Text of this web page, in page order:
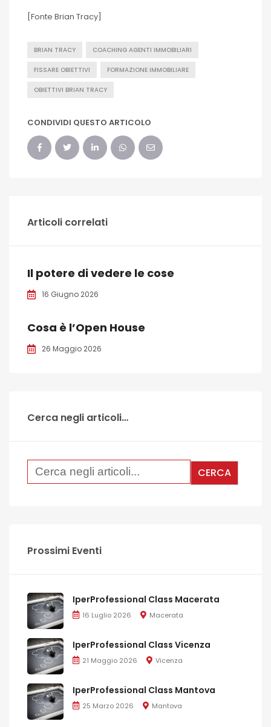
[Fonte Brian Tracy]
BRIAN TRACY COACHING AGENTI IMMOBILIARI
FISSARE OBIETTIVI FORMAZIONE IMMOBILIARE
OBIETTIVI BRIAN TRACY
CONDIVIDI QUESTO ARTICOLO
Articoli correlati
Il potere di vedere le cose
16 Giugno 2026
Cosa è l’Open House
26 Maggio 2026
Cerca negli articoli…
Prossimi Eventi
IperProfessional Class Macerata
16 Luglio 2026 Macerata
IperProfessional Class Vicenza
21 Maggio 2026 Vicenza
IperProfessional Class Mantova
25 Marzo 2026 Mantova